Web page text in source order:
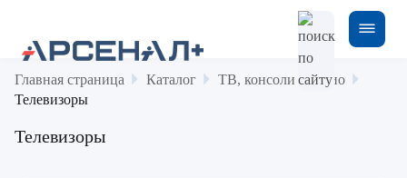
Главная страница Каталог
ТВ, консоли и аудио
Телевизоры
Телевизоры